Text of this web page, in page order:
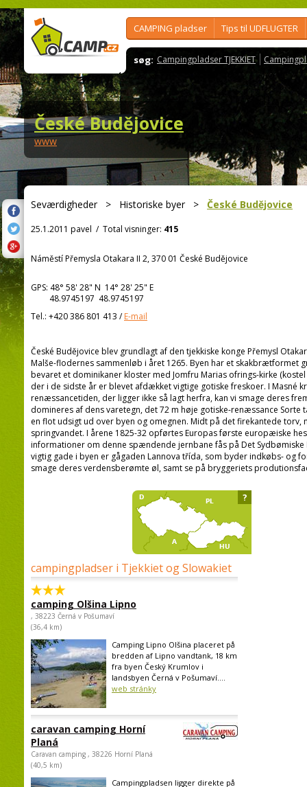
CAMPING pladser Tips til UDFLUGTER
søg: Campingpladser TJEKKIET
České Budějovice
www
Seværdigheder> Historiske byer> České Budějovice
25.1.2011 pavel / Total visninger: 415
Náměstí Přemysla Otakara II 2, 370 01 České Budějovice
GPS: 48° 58' 28" N 14° 28' 25" E
48.9745197 48.9745197
Tel.: +420 386 801 413 /E-mail
České Budějovice blev grundlagt af den tjekkiske konge Přemysl
Malše-flodernes sammenløb i året 1265. Byen har et skakbrætformet
bevaret et dominikaner kloster med Jomfru Marias ofrings-kirke
der i de sidste år er blevet afdækket vigtige gotiske freskoer. I Masné
renæssancetiden, der ligger ikke så lagt herfra, kan vi smage deres
domineres af dens varetegn, det 72 m høje gotiske-renæssance Sorte
en flot udsigt ud over byen og omegnen. Midt på det firekantede
springvandet. I årene 1825-32 opførtes Europas første europæiske
informationer om denne spændende jernbane fås på Det Sydbømiske
vigtig gade i byen er gågaden Lannova třída, som byder indkøbs- og
smage deres verdensberømte øl, samt se på bryggeriets
campingpladser i Tjekkiet og Slowakiet
camping Olšina Lipno
, 38223 Černá v Pošumaví
(36,4 km)
Camping Lipno Olšina placeret på
bredden af Lipno vandtank, 18 km
fra byen Český Krumlov i
landsbyen Černá v Pošumaví....
web stránky
caravan camping Horní
Planá
Caravan camping , 38226 Horní Planá
(40,5 km)
Campingpladsen ligger direkte på
?